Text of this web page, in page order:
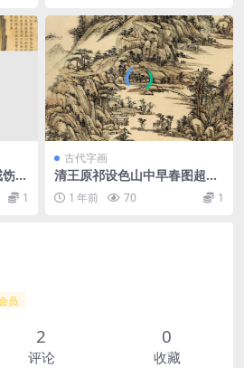
宗
1
古代字画
清王原祁设色山中早春图超清
纸本1 年前 70 1
员
2
评论
0
收藏